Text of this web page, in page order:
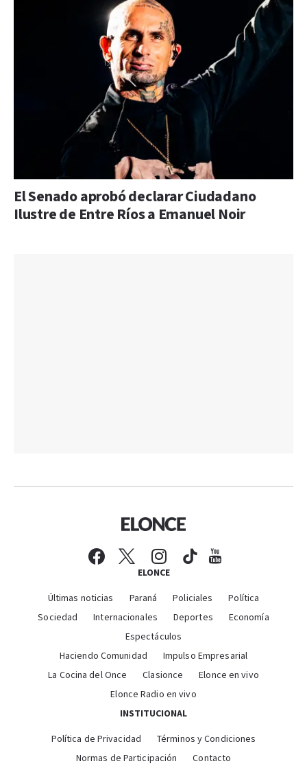
El Senado aprobó declarar Ciudadano
Ilustre de Entre Ríos a Emanuel Noir
ELONCE
Últimas noticias Paraná Policiales
Política
Sociedad
Internacionales Deportes
Economía
Espectáculos
Haciendo Comunidad
Impulso Empresarial
La Cocina del Once
Clasionce
Elonce en vivo
Elonce Radio en vivo
INSTITUCIONAL
Política de Privacidad
Términos y Condiciones
Normas de Participación
Contacto